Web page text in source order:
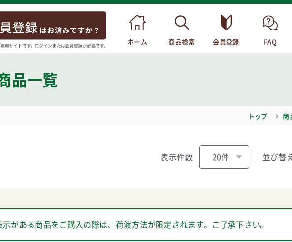
ホーム 商品検索 会員登録 FAQ
品一覧
トップ 商
表示件数 並び替
がある商品をご購入の際は、荷渡方法が限定されます。ご了承下さい。